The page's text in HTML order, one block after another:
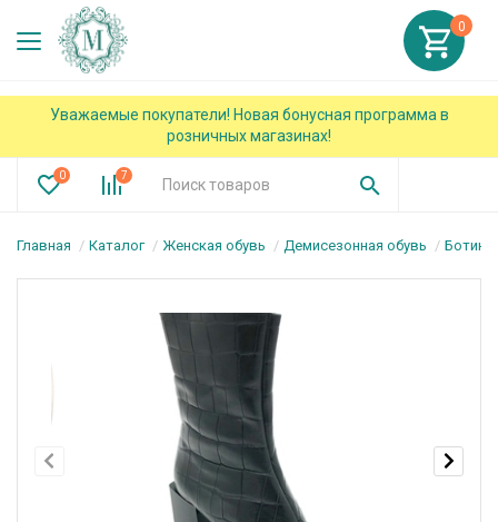
Уважаемые покупатели! Новая бонусная программа в
розничных магазинах!
0 7
0
Главная Каталог Женская обувь Демисезонная обувь